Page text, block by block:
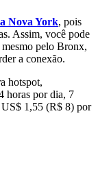
Nova York, pois
Assim, você pode
pelo Bronx,
a conexão.
hotspot,
horas por dia, 7
US$ 1,55 (R$ 8) por